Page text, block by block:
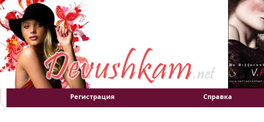
Регистрация Справка